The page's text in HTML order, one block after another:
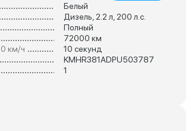
Белый
Дизель, 2.2 л, 200 л.с.
Полный
72000 км
км/ч
10 секунд
KMHR381ADPU503787
1